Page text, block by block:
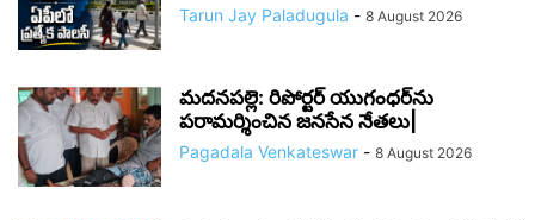
Tarun Jay Paladugula - 8 August 2026
మదనపల్లె: రిపోర్టర్ యుగంధర్‌ను
పరామర్శించిన జనసేన నేతలు|
Pagadala Venkateswar - 8 August 2026